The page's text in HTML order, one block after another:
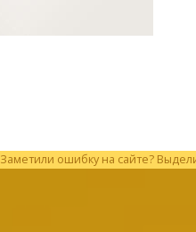
Заметили ошибку на сайте?